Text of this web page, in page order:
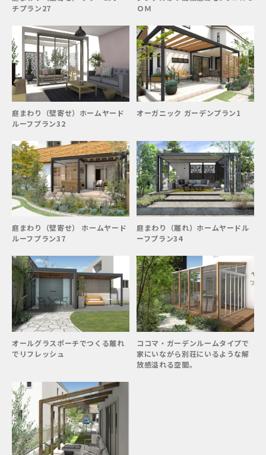
チプラン27
ＯＭ
庭まわり（壁寄せ）ホームヤード
ルーフプラン32
オーガニック ガーデンプラン1
庭まわり（壁寄せ） ホームヤード
ルーフプラン37
庭まわり（離れ）ホームヤードル
ーフプラン34
オールグラスポーチでつくる離れ
でリフレッシュ
ココマ・ガーデンルームタイプで
家にいながら別荘にいるような解
放感溢れる空間。